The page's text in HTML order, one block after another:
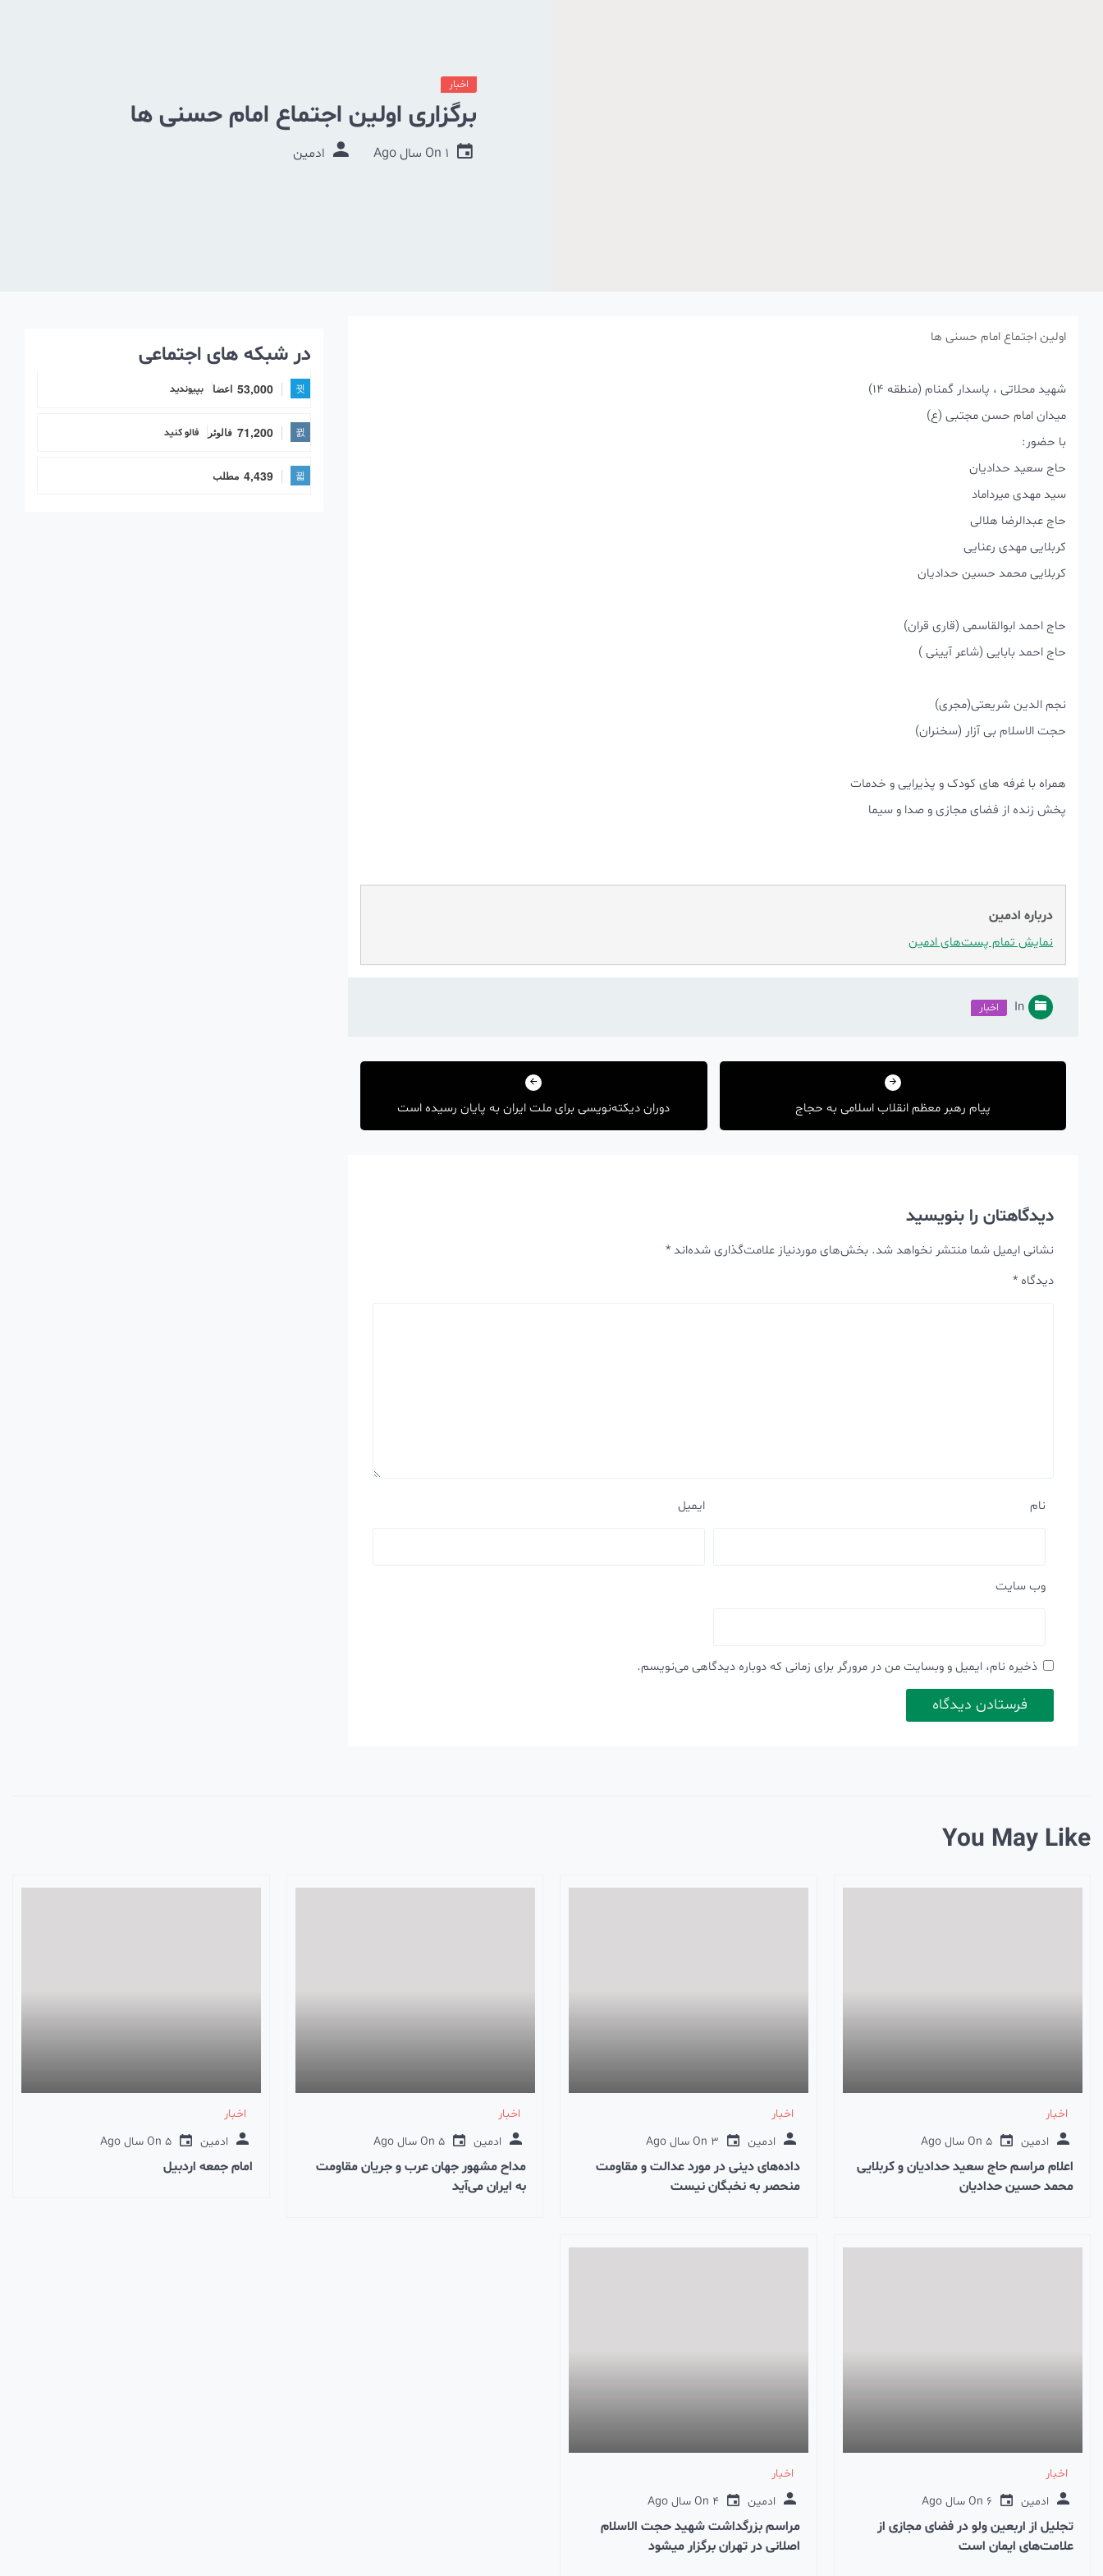
اخبار
برگزاری اولین اجتماع امام حسنی ها
On 1 سال Ago ادمین
اولین اجتماع امام حسنی ها
شهید محلاتی ، پاسدار گمنام (منطقه ۱۴)
میدان امام حسن مجتبی (ع)
با حضور:
حاج سعید حدادیان
سید مهدی میرداماد
حاج عبدالرضا هلالی
کربلایی مهدی رعنایی
کربلایی محمد حسین حدادیان
حاج احمد ابوالقاسمی (قاری قران)
حاج احمد بابایی (شاعر آیینی )
نجم الدین شریعتی(مجری)
حجت الاسلام بی آزار (سخنران)
همراه با غرفه های کودک و پذیرایی و خدمات
پخش زنده از فضای مجازی و صدا و سیما
درباره ادمین
نمایش تمام پست‌های ادمین
In اخبار
راهبری
پیام رهبر معظم انقلاب اسلامی به حجاج دوران دیکته‌نویسی برای ملت ایران به پایان رسیده است
دیدگاهتان را بنویسید
نشانی ایمیل شما منتشر نخواهد شد. بخش‌های موردنیاز علامت‌گذاری شده‌اند*
دیدگاه *
نام ایمیل
وب‌ سایت
ذخیره نام، ایمیل و وبسایت من در مرورگر برای زمانی که دوباره دیدگاهی می‌نویسم.
در شبکه های اجتماعی
53,000 اعضا بپیوندید
71,200 فالوئر فالو کنید
4,439 مطلب
You May Like
اخبار
ادمین
On 5 سال Ago
اعلام مراسم حاج سعید حدادیان و کربلایی
محمد حسین حدادیان
اخبار
ادمین
On 3 سال Ago
داده‌های دینی در مورد عدالت و مقاومت
منحصر به نخبگان نیست
اخبار
ادمین
On 5 سال Ago
مداح مشهور جهان عرب و جریان مقاومت
به ایران می‌آید
اخبار
ادمین
On 5 سال Ago
امام جمعه اردبیل
اخبار
ادمین
On 6 سال Ago
تجلیل از اربعین ولو در فضای مجازی از
علامت‌های ایمان است
اخبار
ادمین
On 4 سال Ago
مراسم بزرگداشت شهید حجت الاسلام
اصلانی در تهران برگزار میشود